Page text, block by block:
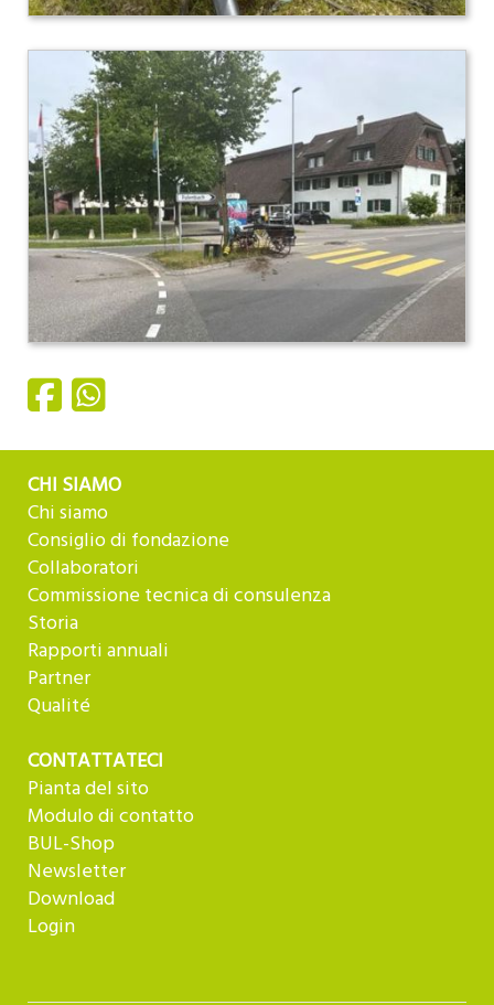
CHI SIAMO
Chi siamo
Consiglio di fondazione
Collaboratori
Commissione tecnica di consulenza
Storia
Rapporti annuali
Partner
Qualité
CONTATTATECI
Pianta del sito
Modulo di contatto
BUL-Shop
Newsletter
Download
Login